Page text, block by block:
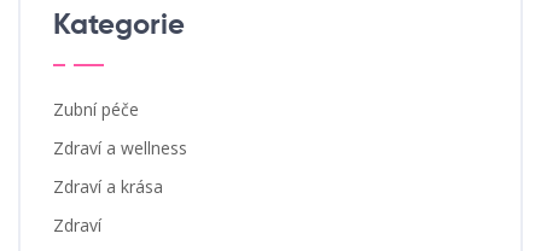
Kategorie
Zubní péče
Zdraví a wellness
Zdraví a krása
Zdraví